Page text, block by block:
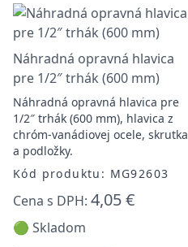
Náhradná opravná hlavica
pre 1/2″ trhák (600 mm)
Náhradná opravná hlavica pre
1/2″ trhák (600 mm), hlavica z
chróm-vanádiovej ocele, skrutka
a podložky.
Kód produktu: MG92603
Cena s DPH: 4,05 €
🟢 Skladom